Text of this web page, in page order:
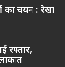
का चयन : रेखा
रफ्तार,